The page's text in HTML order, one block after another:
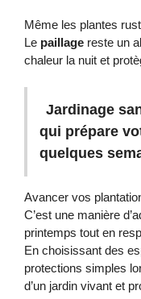
Même les plantes
Le paillage reste un
chaleur la nuit et
Jardinage
qui prépare
quelques
Avancer vos
C’est une manière
printemps tout en
En choisissant des
protections simples
d’un jardin vivant et